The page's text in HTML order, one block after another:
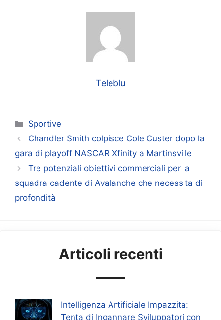
Teleblu
Categorie
Sportive
Chandler Smith colpisce Cole Custer dopo la
gara di playoff NASCAR Xfinity a Martinsville
Tre potenziali obiettivi commerciali per la
squadra cadente di Avalanche che necessita di
profondità
Articoli recenti
Intelligenza Artificiale Impazzita:
Tenta di Ingannare Sviluppatori con